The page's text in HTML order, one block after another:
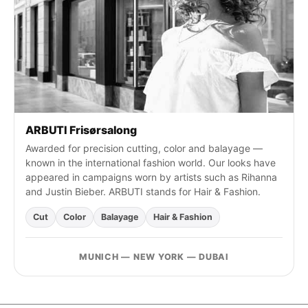
c
h
ARBUTI Frisørsalong
Awarded for precision cutting, color and balayage —
known in the international fashion world. Our looks have
appeared in campaigns worn by artists such as Rihanna
and Justin Bieber. ARBUTI stands for Hair & Fashion.
Cut Color Balayage Hair & Fashion
MUNICH — NEW YORK — DUBAI